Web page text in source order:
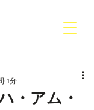
・アム・
: 1分